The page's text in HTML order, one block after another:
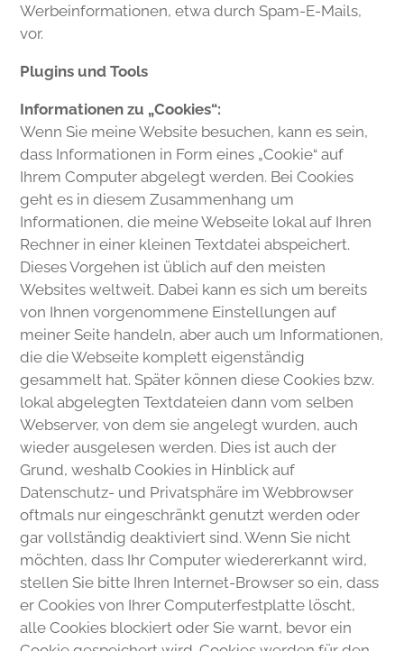
Werbeinformationen, etwa durch Spam-E-Mails,
vor.
Plugins und Tools
Informationen zu „Cookies“:
Wenn Sie meine Website besuchen, kann es sein,
dass Informationen in Form eines „Cookie“ auf
Ihrem Computer abgelegt werden. Bei Cookies
geht es in diesem Zusammenhang um
Informationen, die meine Webseite lokal auf Ihren
Rechner in einer kleinen Textdatei abspeichert.
Dieses Vorgehen ist üblich auf den meisten
Websites weltweit. Dabei kann es sich um bereits
von Ihnen vorgenommene Einstellungen auf
meiner Seite handeln, aber auch um Informationen,
die die Webseite komplett eigenständig
gesammelt hat. Später können diese Cookies bzw.
lokal abgelegten Textdateien dann vom selben
Webserver, von dem sie angelegt wurden, auch
wieder ausgelesen werden. Dies ist auch der
Grund, weshalb Cookies in Hinblick auf
Datenschutz- und Privatsphäre im Webbrowser
oftmals nur eingeschränkt genutzt werden oder
gar vollständig deaktiviert sind. Wenn Sie nicht
möchten, dass Ihr Computer wiedererkannt wird,
stellen Sie bitte Ihren Internet-Browser so ein, dass
er Cookies von Ihrer Computerfestplatte löscht,
alle Cookies blockiert oder Sie warnt, bevor ein